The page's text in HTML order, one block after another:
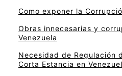
Como exponer la
Obras innecesarias y
Venezuela
Necesidad de Regulación
Corta Estancia en